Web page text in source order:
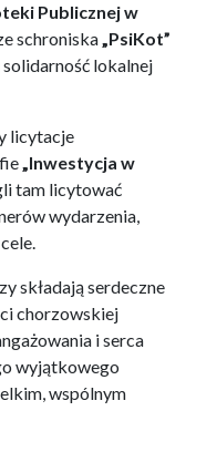
Publicznej w
schroniska„PsiKot”
solidarność lokalnej
licytacje
„Inwestycja w
tam licytować
wydarzenia,
składają serdeczne
chorzowskiej
i serca
wyjątkowego
wspólnym